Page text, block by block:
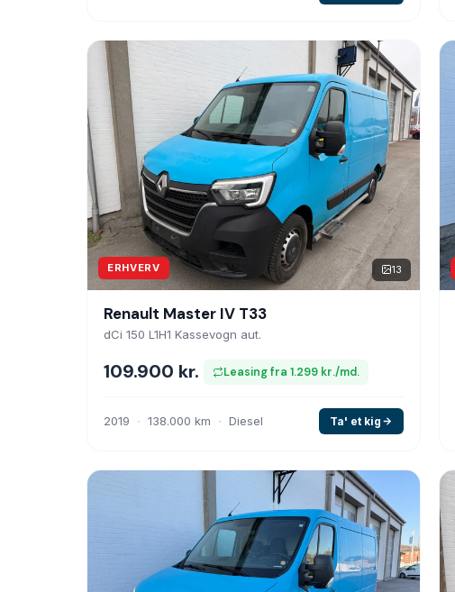
ERHVERV 13
Renault Master IV T33
dCi 150 L1H1 Kassevogn aut.
109.900 kr. Leasing fra 1.299 kr./md.
2019 138.000 km Diesel Ta' et kig